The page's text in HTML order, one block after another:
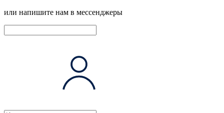
или напишите нам в мессенджеры